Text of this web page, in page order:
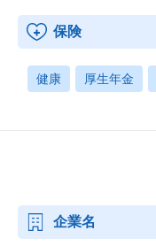
保険
健康 厚生年金
企業名